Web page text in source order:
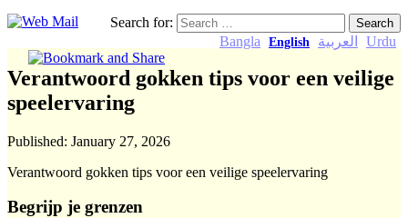
Search for:
Bangla
English العربية Urdu
Verantwoord gokken tips voor een veilige
speelervaring
Published: January 27, 2026
Verantwoord gokken tips voor een veilige speelervaring
Begrijp je grenzen